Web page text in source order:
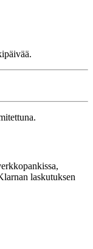
laskutuksen